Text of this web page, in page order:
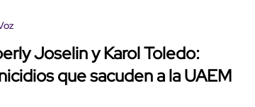
Joselin y Karol Toledo:
que sacuden a la UAEM